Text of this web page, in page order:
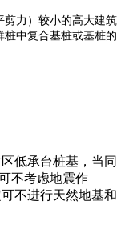
剪力）较小的高大建筑
中复合基桩或基桩的
低承台桩基，当同
不考虑地震作
不进行天然地基和